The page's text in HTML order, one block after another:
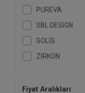
PUREVA
SBL DESİGN
SOLİS
ZİRKON
Fiyat Aralıkları